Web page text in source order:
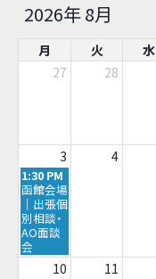
2026年 8月
月 火 水
27
28
3 4
月
曜
日,
8
月
3rd
2026
1:30 PM
函館会場
｜出張個
別相談・
AO面談
会
10 11